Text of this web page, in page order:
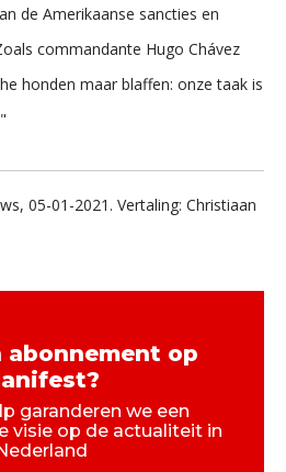
de Amerikaanse sancties en
commandante Hugo Chávez
honden maar blaffen: onze taak is
05-01-2021. Vertaling: Christiaan
abonnement op
garanderen we een
visie op de actualiteit in